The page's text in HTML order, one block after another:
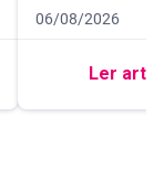
Data de
06/08/2026
8 minutos de
Ler